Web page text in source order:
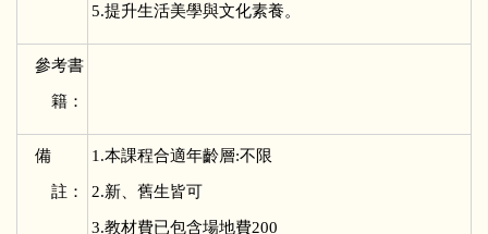
5.提升生活美學與文化素養。
參考書
籍：
備
註：
1.本課程合適年齡層:不限
2.新、舊生皆可
3.教材費已包含場地費200